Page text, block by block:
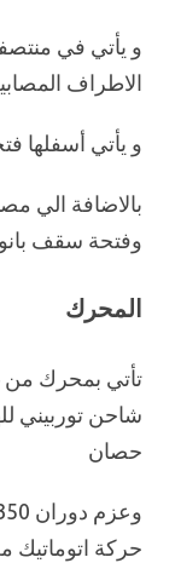
و يأتي في
الاطراف
و يأتي أسفلها
بالاضافة الي
وفتحة سقف
المحرك
حصان
حركة اتوماتيك من 6 نقلات يدفع الحركة الي